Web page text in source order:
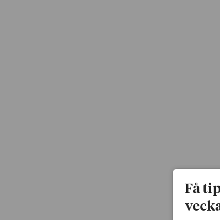
Få